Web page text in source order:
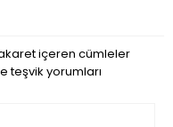
içeren cümleler
teşvik yorumları